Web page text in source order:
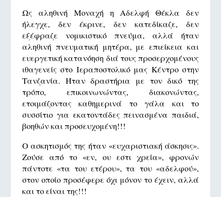
Ως αληθινή Μοναχή η Αδελφή Θέκλα δεν
ήλεγχε, δεν έκρινε, δεν κατεδίκαζε, δεν
εξέφραζε νομικιστικό πνεύμα, αλλά ήταν
αληθινή πνευματική μητέρα, με επιείκεια και
ευεργετική κατανόηση διά τους προσερχομένους
ιθαγενείς στο Ιεραποστολικό μας Κέντρο στην
Τανζανία. Ήταν δραστήρια με τον δικό της
τρόπο, επικοινωνώντας, διακονώντας,
ετοιμάζοντας καθημερινά το γάλα και το
συσσίτιο για εκατοντάδες πεινασμένα παιδιά,
βοηθών και προσευχομένη!!!
Ο ασκητισμός της ήταν «ευχαριστιακή άσκησις».
Ζούσε από το «εν, ου εστι χρεία», φρονών
πάντοτε «τα του ετέρου», τα του «αδελφού»,
στον οποίο προσέφερε όχι μόνον το έχειν, αλλά
και το είναι της!!!